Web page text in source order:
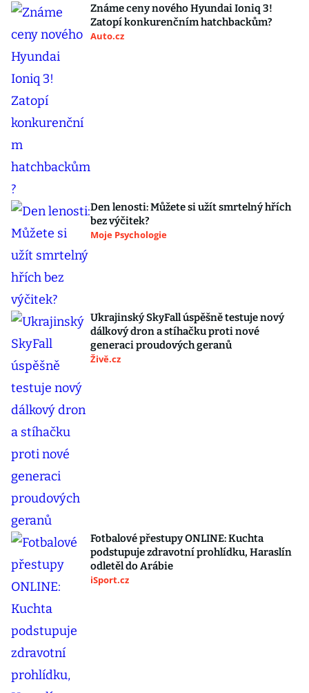
Známe ceny nového Hyundai Ioniq 3!
Zatopí konkurenčním hatchbackům?
Auto.cz
Den lenosti: Můžete si užít smrtelný hřích
bez výčitek?
Moje Psychologie
Ukrajinský SkyFall úspěšně testuje nový
dálkový dron a stíhačku proti nové
generaci proudových geranů
Živě.cz
Fotbalové přestupy ONLINE: Kuchta
podstupuje zdravotní prohlídku, Haraslín
odletěl do Arábie
iSport.cz